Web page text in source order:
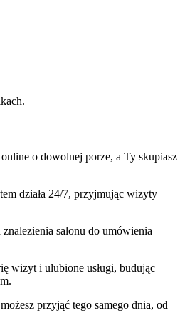
o dowolnej porze, a Ty skupiasz
działa 24/7, przyjmując wizyty
salonu do umówienia
wizyt i ulubione usługi, budując
przyjąć tego samego dnia, od